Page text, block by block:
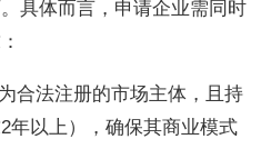
具体而言，申请企业需同时
合法注册的市场主体，且持
年以上），确保其商业模式